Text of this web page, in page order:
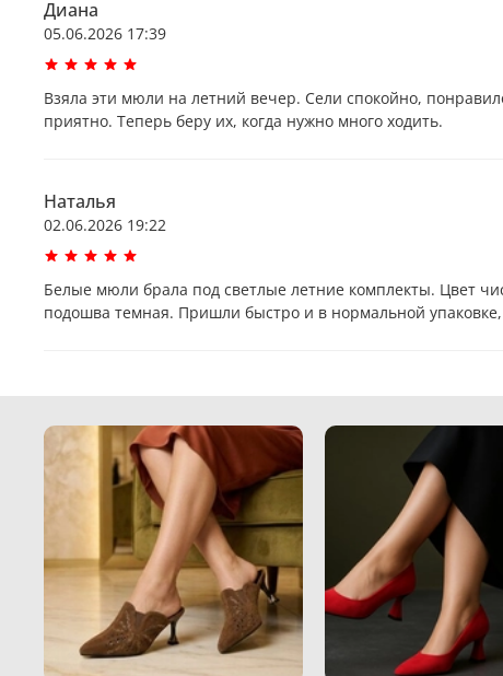
Диана
05.06.2026 17:39
Взяла эти мюли на летний вечер. Сели спокойно,
приятно. Теперь беру их, когда нужно много ходить.
Наталья
02.06.2026 19:22
Белые мюли брала под светлые летние комплекты. Цвет
подошва темная. Пришли быстро и в нормальной упаковке,